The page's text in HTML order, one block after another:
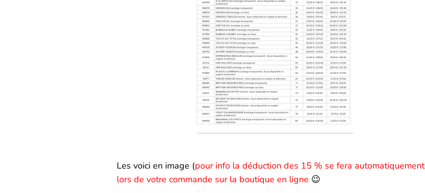
Les voici en image (pour info la déduction des 15 % se fera automatiquement
lors de votre commande sur la boutique en ligne 😉